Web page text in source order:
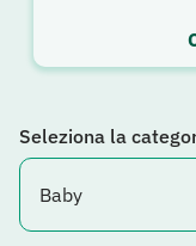
Seleziona la